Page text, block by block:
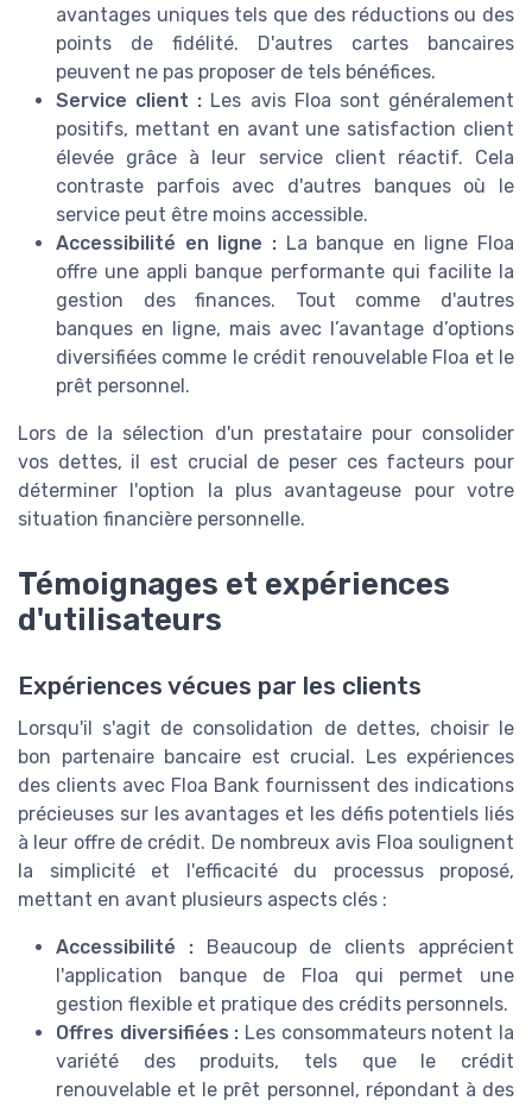
avantages uniques tels que des réductions ou des
points de fidélité. D'autres cartes bancaires
peuvent ne pas proposer de tels bénéfices.
Service client : Les avis Floa sont généralement
positifs, mettant en avant une satisfaction client
élevée grâce à leur service client réactif. Cela
contraste parfois avec d'autres banques où le
service peut être moins accessible.
Accessibilité en ligne : La banque en ligne Floa
offre une appli banque performante qui facilite la
gestion des finances. Tout comme d'autres
banques en ligne, mais avec l’avantage d’options
diversifiées comme le crédit renouvelable Floa et le
prêt personnel.
Lors de la sélection d'un prestataire pour consolider
vos dettes, il est crucial de peser ces facteurs pour
déterminer l'option la plus avantageuse pour votre
situation financière personnelle.
Témoignages et expériences
d'utilisateurs
Expériences vécues par les clients
Lorsqu'il s'agit de consolidation de dettes, choisir le
bon partenaire bancaire est crucial. Les expériences
des clients avec Floa Bank fournissent des indications
précieuses sur les avantages et les défis potentiels liés
à leur offre de crédit. De nombreux avis Floa soulignent
la simplicité et l'efficacité du processus proposé,
mettant en avant plusieurs aspects clés :
Accessibilité :Beaucoup de clients apprécient
l'application banque de Floa qui permet une
gestion flexible et pratique des crédits personnels.
Offres diversifiées : Les consommateurs notent la
variété des produits, tels que le crédit
renouvelable et le prêt personnel, répondant à des